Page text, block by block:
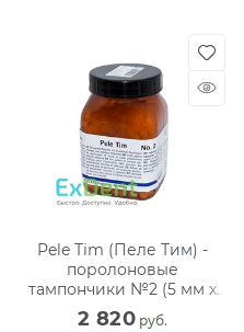
Pele Tim (Пеле Тим) -
поролоновые
тампончики №2 (5 мм х
1000 шт)
2 820 руб.